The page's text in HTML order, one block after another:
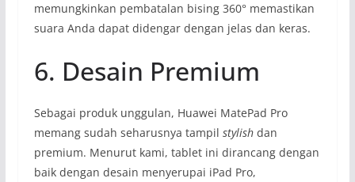
memungkinkan pembatalan bising 360° memastikan
suara Anda dapat didengar dengan jelas dan keras.
6. Desain Premium
Sebagai produk unggulan, Huawei MatePad Pro
memang sudah seharusnya tampil stylishdan
premium. Menurut kami, tablet ini dirancang dengan
baik dengan desain menyerupai iPad Pro,